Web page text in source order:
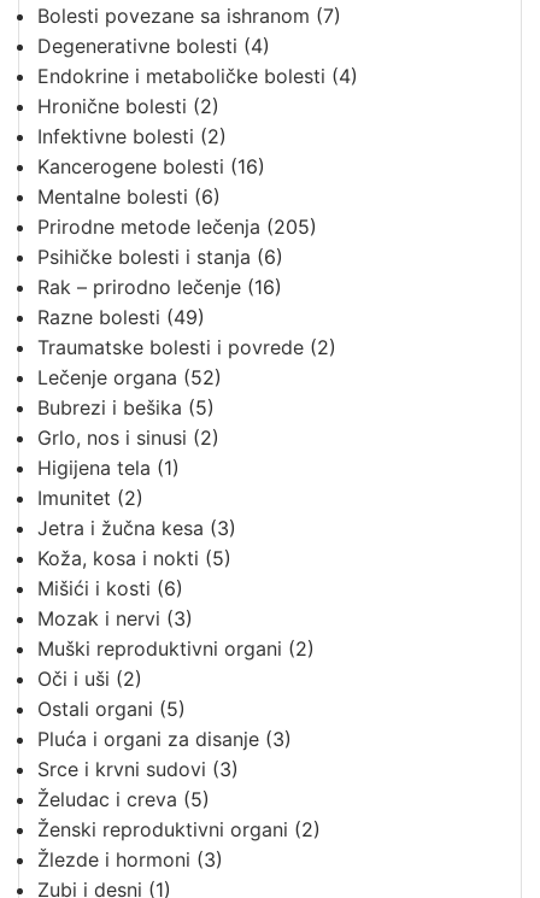
Bolesti povezane sa ishranom (7)
Degenerativne bolesti (4)
Endokrine i metaboličke bolesti (4)
Hronične bolesti (2)
Infektivne bolesti (2)
Kancerogene bolesti (16)
Mentalne bolesti (6)
Prirodne metode lečenja (205)
Psihičke bolesti i stanja (6)
Rak – prirodno lečenje (16)
Razne bolesti (49)
Traumatske bolesti i povrede (2)
Lečenje organa (52)
Bubrezi i bešika (5)
Grlo, nos i sinusi (2)
Higijena tela (1)
Imunitet (2)
Jetra i žučna kesa (3)
Koža, kosa i nokti (5)
Mišići i kosti (6)
Mozak i nervi (3)
Muški reproduktivni organi (2)
Oči i uši (2)
Ostali organi (5)
Pluća i organi za disanje (3)
Srce i krvni sudovi (3)
Želudac i creva (5)
Ženski reproduktivni organi (2)
Žlezde i hormoni (3)
Zubi i desni (1)